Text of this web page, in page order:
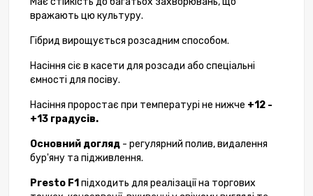
вражають цю культуру.
Гібрид вирощується розсадним способом.
Насіння сіє в касети для розсади або спеціальні
ємності для посіву.
Насіння проростає при температурі не нижче +12 -
+13 градусів.
Основний догляд - регулярний полив, видалення
бур'яну та підживлення.
Presto F1 підходить для реалізації на торгових